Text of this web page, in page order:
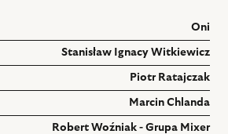
Oni
Stanisław Ignacy Witkiewicz
Piotr Ratajczak
Marcin Chlanda
Robert Woźniak - Grupa Mixer